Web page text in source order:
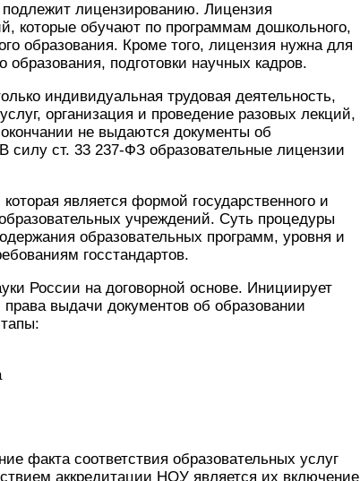
лицензированию. Лицензия
которые обучают по программам дошкольного,
образования. Кроме того, лицензия нужна для
образования, подготовки научных кадров.
индивидуальная трудовая деятельность,
организация и проведение разовых лекций,
не выдаются документы об
ст. 33 237-ФЗ образовательные лицензии
является формой государственного и
учреждений. Суть процедуры
образовательных программ, уровня и
госстандартов.
России на договорной основе. Инициирует
выдачи документов об образовании
факта соответствия образовательных услуг
аккредитации НОУ является их включение